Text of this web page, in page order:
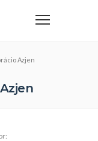
Azjen